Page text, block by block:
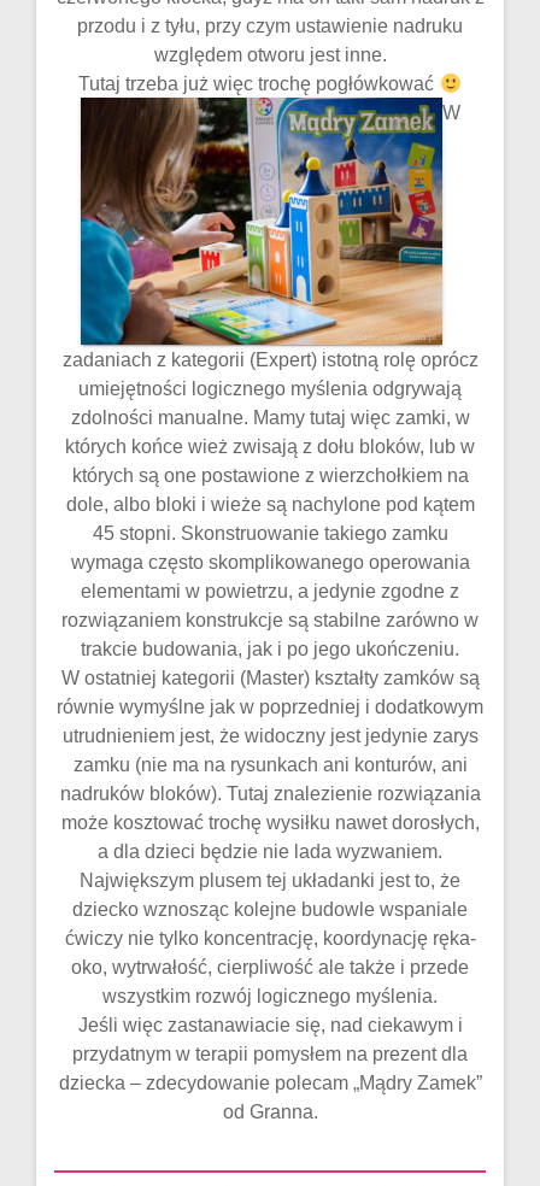
przodu i z tyłu, przy czym ustawienie nadruku
względem otworu jest inne.
Tutaj trzeba już więc trochę pogłówkować
W
zadaniach z kategorii (Expert) istotną rolę oprócz
umiejętności logicznego myślenia odgrywają
zdolności manualne. Mamy tutaj więc zamki, w
których końce wież zwisają z dołu bloków, lub w
których są one postawione z wierzchołkiem na
dole, albo bloki i wieże są nachylone pod kątem
45 stopni. Skonstruowanie takiego zamku
wymaga często skomplikowanego operowania
elementami w powietrzu, a jedynie zgodne z
rozwiązaniem konstrukcje są stabilne zarówno w
trakcie budowania, jak i po jego ukończeniu.
W ostatniej kategorii (Master) kształty zamków są
równie wymyślne jak w poprzedniej i dodatkowym
utrudnieniem jest, że widoczny jest jedynie zarys
zamku (nie ma na rysunkach ani konturów, ani
nadruków bloków). Tutaj znalezienie rozwiązania
może kosztować trochę wysiłku nawet dorosłych,
a dla dzieci będzie nie lada wyzwaniem.
Największym plusem tej układanki jest to, że
dziecko wznosząc kolejne budowle wspaniale
ćwiczy nie tylko koncentrację, koordynację ręka-
oko, wytrwałość, cierpliwość ale także i przede
wszystkim rozwój logicznego myślenia.
Jeśli więc zastanawiacie się, nad ciekawym i
przydatnym w terapii pomysłem na prezent dla
dziecka – zdecydowanie polecam „Mądry Zamek”
od Granna.